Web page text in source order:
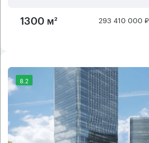
1300 м² 293 410 000 ₽
8.2